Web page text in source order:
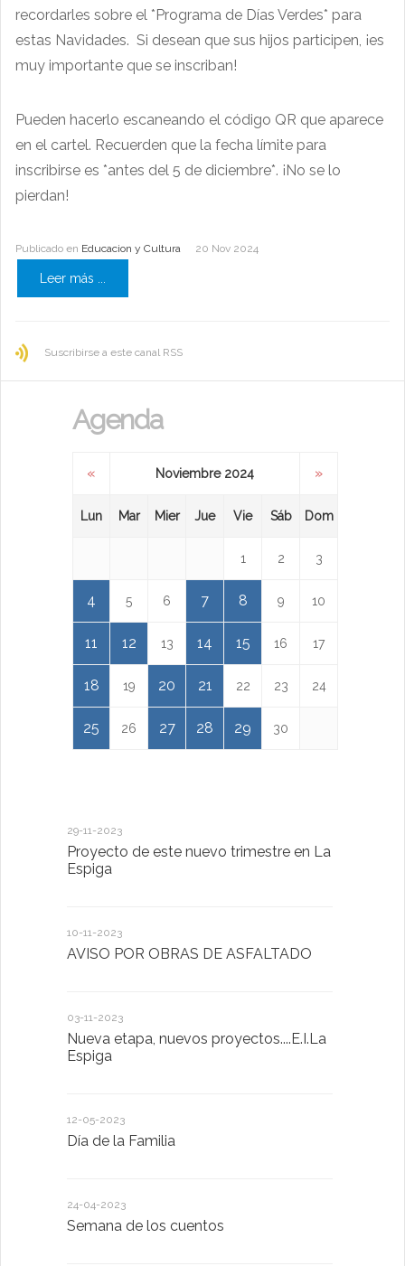
recordarles sobre el *Programa de Días Verdes* para
estas Navidades. Si desean que sus hijos participen, ¡es
muy importante que se inscriban!
Pueden hacerlo escaneando el código QR que aparece
en el cartel. Recuerden que la fecha límite para
inscribirse es *antes del 5 de diciembre*. ¡No se lo
pierdan!
Publicado en Educacion y Cultura 20 Nov 2024
Leer más ...
Suscribirse a este canal RSS
Agenda
« Noviembre 2024 »
Lun Mar Mier Jue Vie Sáb Dom
1 2 3
4 5 6 7 8 9 10
11 12 13 14 15 16 17
18 19 20 21 22 23 24
25 26 27 28 29 30
29-11-2023
Proyecto de este nuevo trimestre en La
Espiga
10-11-2023
AVISO POR OBRAS DE ASFALTADO
03-11-2023
Nueva etapa, nuevos proyectos....E.I.La
Espiga
12-05-2023
Día de la Familia
24-04-2023
Semana de los cuentos